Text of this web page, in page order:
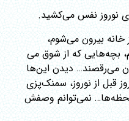
نوروز نفس می‌کشید.
خانه بیرون می‌شوم،
بچه‌هایی که از شوق می
می‌رقصند… دیدن این‌ها
قبل از نوروز، سمنک‌پزی
نمی‌توانم وصفش